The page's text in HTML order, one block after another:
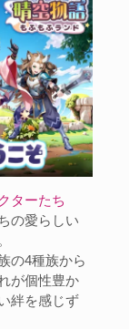
ターたち
の愛らしい
の4種族から
が個性豊か
絆を感じず